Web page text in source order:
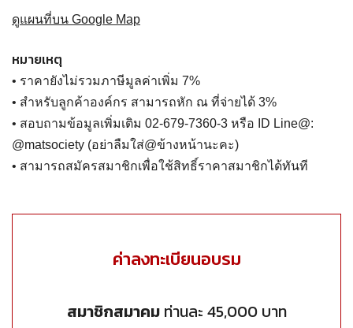
ดูแผนที่บน Google Map
หมายเหตุ
• ราคายังไม่รวมภาษีมูลค่าเพิ่ม 7%
• สำหรับลูกค้าองค์กร สามารถหัก ณ ที่จ่ายได้ 3%
• สอบถามข้อมูลเพิ่มเติม 02-679-7360-3 หรือ ID Line@:
@matsociety (อย่าลืมใส่@ข้างหน้านะคะ)
• สามารถสมัครสมาชิกเพื่อใช้สิทธิ์ราคาสมาชิกได้ทันที
ค่าลงทะเบียนอบรม
สมาชิกสมาคมท่านละ 45,000 บาท